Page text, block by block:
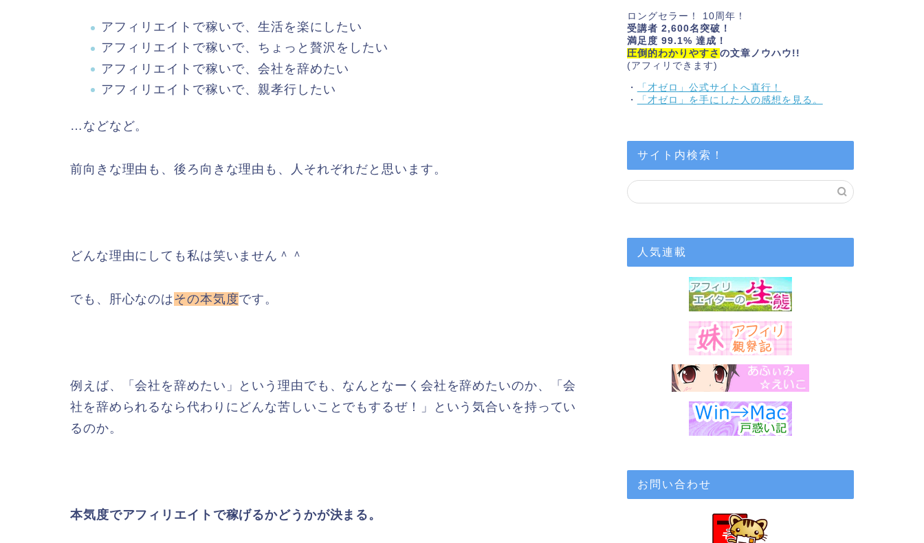
アフィリエイトで稼いで、生活を楽にしたい
アフィリエイトで稼いで、ちょっと贅沢をしたい
アフィリエイトで稼いで、会社を辞めたい
アフィリエイトで稼いで、親孝行したい
…などなど。
前向きな理由も、後ろ向きな理由も、人それぞれだと思います。
どんな理由にしても私は笑いません＾＾
でも、肝心なのはその本気度です。
例えば、「会社を辞めたい」という理由でも、なんとなーく会社を辞めたいのか、「会
社を辞められるなら代わりにどんな苦しいことでもするぜ！」という気合いを持ってい
るのか。
本気度でアフィリエイトで稼げるかどうかが決まる。
ロングセラー！ 10周年！
受講者 2,600名突破！
満足度 99.1% 達成！
圧倒的わかりやすさ の文章ノウハウ!!
(アフィリできます)
・
「才ゼロ」公式サイトへ直行！
・
「才ゼロ」を手にした人の感想を見る。
サイト内検索！
人気連載
お問い合わせ